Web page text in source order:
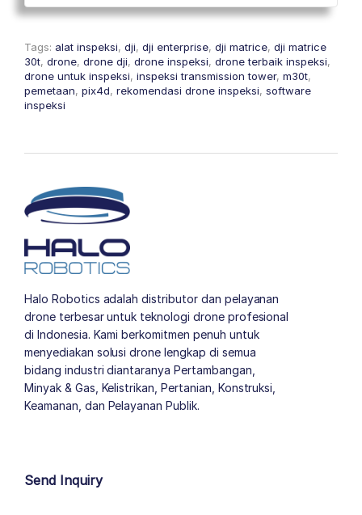
Tags: alat inspeksi, dji, dji enterprise, dji matrice, dji matrice
30t, drone, drone dji, drone inspeksi, drone terbaik inspeksi,
drone untuk inspeksi, inspeksi transmission tower, m30t,
pemetaan, pix4d, rekomendasi drone inspeksi, software
inspeksi
Halo Robotics adalah distributor dan pelayanan
drone terbesar untuk teknologi drone profesional
di Indonesia. Kami berkomitmen penuh untuk
menyediakan solusi drone lengkap di semua
bidang industri diantaranya Pertambangan,
Minyak & Gas, Kelistrikan, Pertanian, Konstruksi,
Keamanan, dan Pelayanan Publik.
Send Inquiry